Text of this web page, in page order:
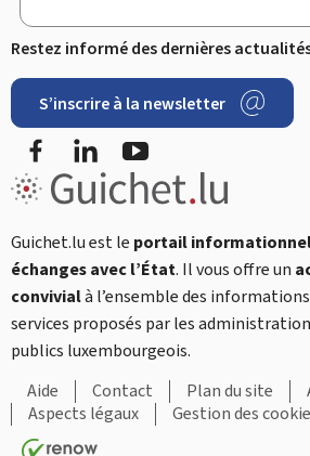
Restez informé des dernières
S’inscrire à la newsletter
FacebookLinkedIn
Guichet.lu est le portail
échanges avec l’État. Il vous offre un
convivialà l’ensemble des
services proposés par les
publics luxembourgeois.
Aide
Contact Plan du site
Aspects légaux
Gestion des